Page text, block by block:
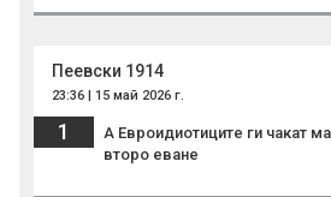
Пеевски 1914
23:36 | 15 май 2026 г.
1
А Евроидиотиците ги чакат
второ eвaнe